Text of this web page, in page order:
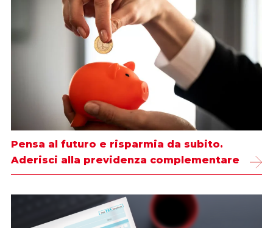
Pensa al futuro e risparmia da subito.
Aderisci alla previdenza complementare